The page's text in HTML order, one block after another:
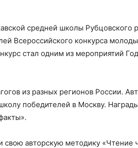
средней школы Рубцовского
Всероссийского конкурса
стал одним из мероприятий
из разных регионов России.
победителей в Москву.
свою авторскую методику «Чтение